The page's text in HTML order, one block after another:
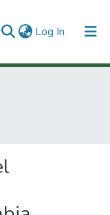
Log In (current)